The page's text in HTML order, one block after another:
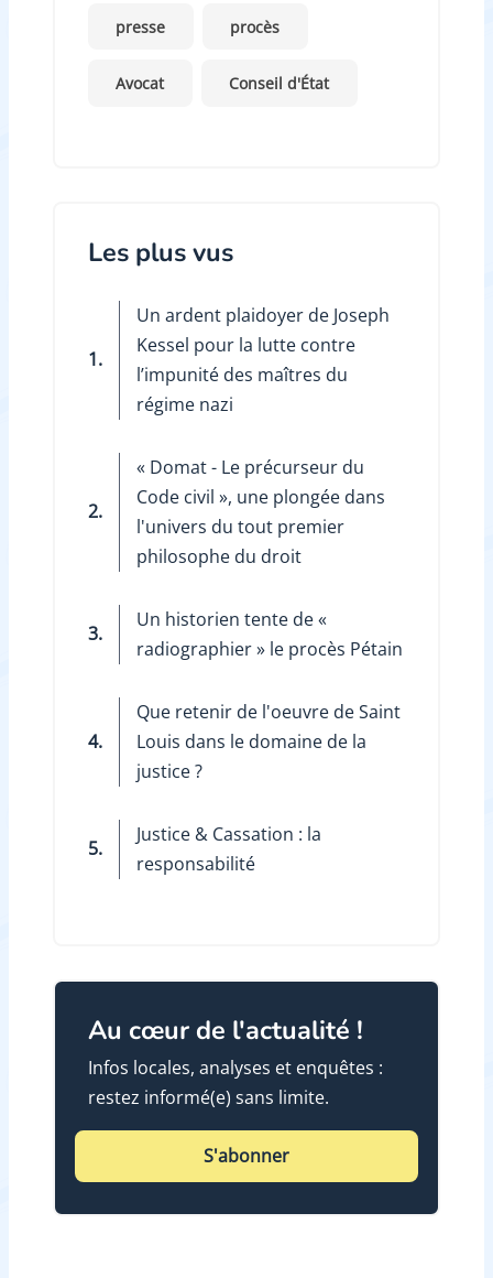
presse procès
Avocat Conseil d'État
Les plus vus
1.
Un ardent plaidoyer de Joseph
Kessel pour la lutte contre
l’impunité des maîtres du
régime nazi
2.
« Domat - Le précurseur du
Code civil », une plongée dans
l'univers du tout premier
philosophe du droit
3.
Un historien tente de ­«
radiographier » le procès Pétain
4.
Que retenir de l'oeuvre de Saint
Louis dans le domaine de la
justice ?
5.
Justice & Cassation : la
responsabilité
Au cœur de l'actualité !
Infos locales, analyses et enquêtes :
restez informé(e) sans limite.
S'abonner